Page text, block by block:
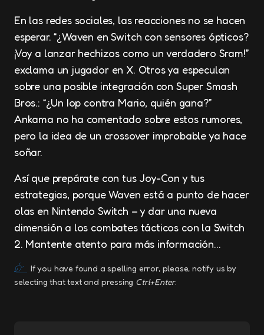
En las redes sociales, las reacciones no se hacen
esperar. “¿Waven en Switch con sensores ópticos?
¡Voy a lanzar hechizos como un verdadero Sram!”
exclama un jugador en X. Otros ya especulan
sobre una posible integración con Super Smash
Bros.: “¿Un Iop contra Mario, quién gana?”
Ankama no ha comentado sobre estos rumores,
pero la idea de un crossover improbable ya hace
soñar.
Así que prepárate con tus Joy-Con y tus
estrategias, porque Waven está a punto de hacer
olas en Nintendo Switch – y dar una nueva
dimensión a los combates tácticos con la Switch
2. Mantente atento para más información…
If you have found a spelling error, please, notify us by
selecting that text and pressing Ctrl+Enter.